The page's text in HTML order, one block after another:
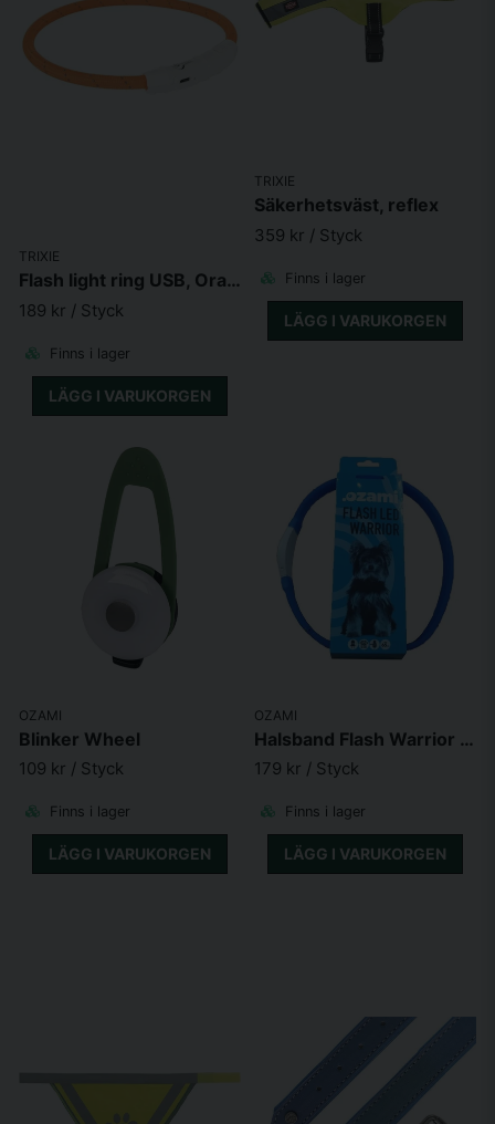
TRIXIE
Flash light ring USB, Orange
189 kr / Styck
Finns i lager
LÄGG I VARUKORGEN
TRIXIE
Säkerhetsväst, reflex
359 kr / Styck
Finns i lager
LÄGG I VARUKORGEN
OZAMI
Blinker Wheel
109 kr / Styck
Finns i lager
LÄGG I VARUKORGEN
OZAMI
Halsband Flash Warrior Led, 65cm
179 kr / Styck
Finns i lager
LÄGG I VARUKORGEN